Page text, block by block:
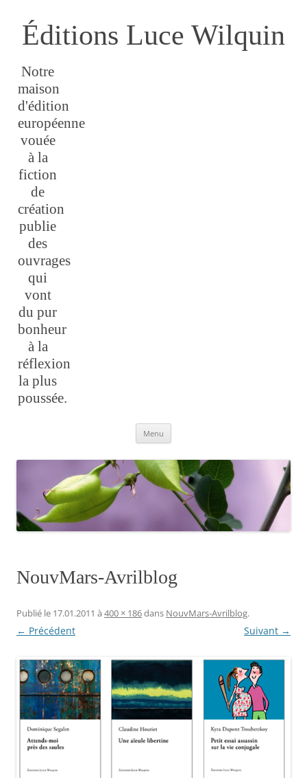
Éditions Luce Wilquin
Notre
maison
d'édition
européenne
vouée
à la
fiction
de
création
publie
des
ouvrages
qui
vont
du pur
bonheur
à la
réflexion
la plus
poussée.
Menu
NouvMars-Avrilblog
Publié le 17.01.2011 à 400 × 186dans NouvMars-Avrilblog.
← Précédent Suivant →